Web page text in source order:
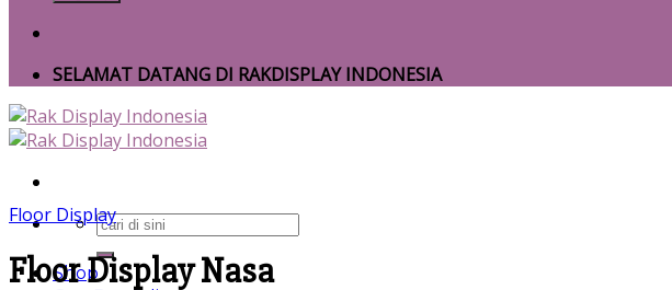
SELAMAT DATANG DI RAKDISPLAY INDONESIA
Search
for:
Shop
Floor Display
Floor Display Nasa